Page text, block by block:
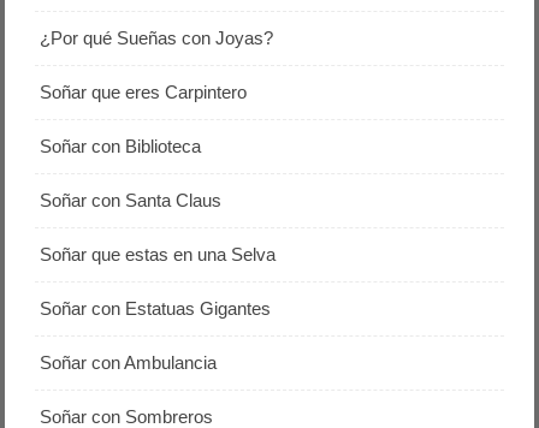
¿Por qué Sueñas con Joyas?
Soñar que eres Carpintero
Soñar con Biblioteca
Soñar con Santa Claus
Soñar que estas en una Selva
Soñar con Estatuas Gigantes
Soñar con Ambulancia
Soñar con Sombreros